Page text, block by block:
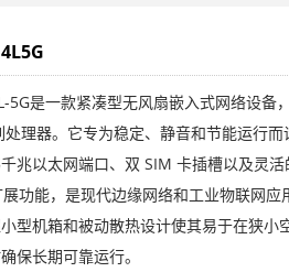
5G是一款紧凑型无风扇嵌入式网络设备
处理器。它专为稳定、静音和节能运行而
兆以太网端口、双 SIM 卡插槽以及灵活
功能，是现代边缘网络和工业物联网应
型机箱和被动散热设计使其易于在狭小
保长期可靠运行。